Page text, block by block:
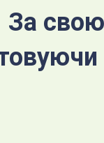
За свою